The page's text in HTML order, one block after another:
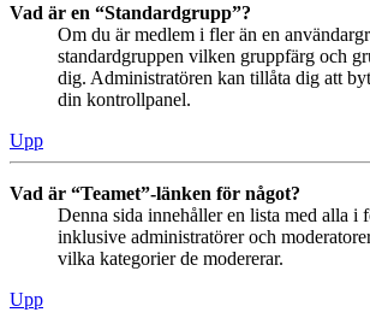
Vad är en “Standardgrupp”?
Om du är medlem i fler än en
standardgruppen vilken gruppfärg och
dig. Administratören kan tillåta dig att
din kontrollpanel.
Upp
Vad är “Teamet”-länken för något?
Denna sida innehåller en lista med alla i
inklusive administratörer och
vilka kategorier de modererar.
Upp